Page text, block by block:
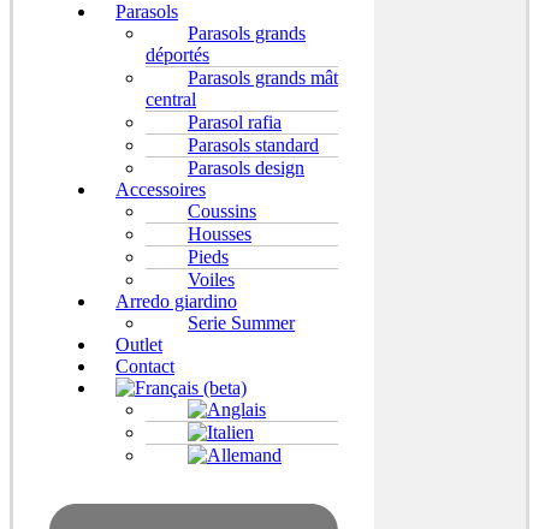
Parasols
Parasols grands
déportés
Parasols grands mât
central
Parasol rafia
Parasols standard
Parasols design
Accessoires
Coussins
Housses
Pieds
Voiles
Arredo giardino
Serie Summer
Outlet
Contact